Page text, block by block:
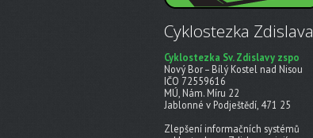
Cyklostezka Zdislava
Cyklostezka Sv. Zdislavy zspo
Nový Bor – Bílý Kostel nad Nisou
IČO 72559616
MÚ, Nám. Míru 22
Jablonné v Podještědí, 471 25
Zlepšení informačních systémů